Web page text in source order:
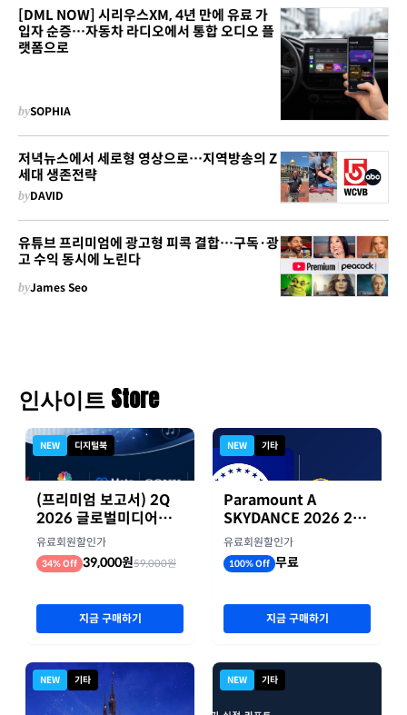
[DML NOW] 시리우스XM, 4년 만에 유료 가
입자 순증…자동차 라디오에서 통합 오디오 플
랫폼으로
bySOPHIA
저녁뉴스에서 세로형 영상으로…지역방송의 Z
세대 생존전략
byDAVID
유튜브 프리미엄에 광고형 피콕 결합…구독·광
고 수익 동시에 노린다
byJames Seo
인사이트 Store
NEW 디지털북
(프리미엄 보고서) 2Q
2026 글로벌미디어기
업 실적 종합 보고서
유료회원할인가
34% Off 39,000원59,000원
지금 구매하기
NEW 기타
NEW 기타
Paramount A
SKYDANCE 2026 2분
기 실적
유료회원할인가
100% Off 무료
지금 구매하기
NEW 기타